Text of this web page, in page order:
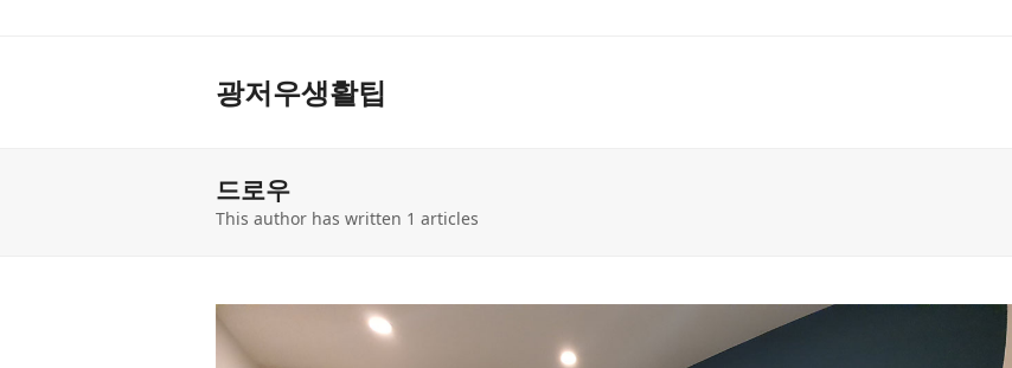
광저우생활팁
드로우
This author has written 1 articles